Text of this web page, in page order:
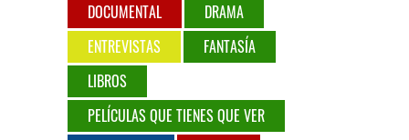
DOCUMENTAL
DRAMA
ENTREVISTAS
FANTASÍA
LIBROS
PELÍCULAS QUE TIENES QUE VER